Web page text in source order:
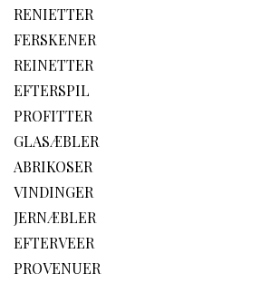
RENIETTER
FERSKENER
REINETTER
EFTERSPIL
PROFITTER
GLASÆBLER
ABRIKOSER
VINDINGER
JERNÆBLER
EFTERVEER
PROVENUER